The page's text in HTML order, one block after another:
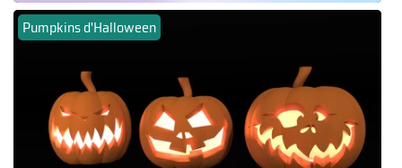
Pumpkins d'Halloween